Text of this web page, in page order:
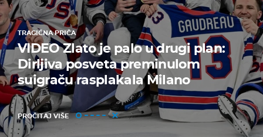
TRAGIČNA PRIČA
VIDEO Zlato je palo u drugi plan:
Dirljiva posveta preminulom
suigraču rasplakala Milano
PROČITAJ VIŠE